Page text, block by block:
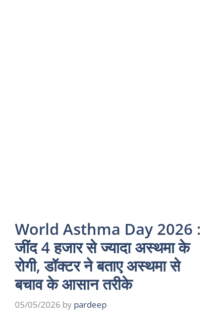
World Asthma Day 2026 :
जींद 4 हजार से ज्यादा अस्थमा के
रोगी, डॉक्टर ने बताए अस्थमा से
बचाव के आसान तरीके
05/05/2026 by pardeep